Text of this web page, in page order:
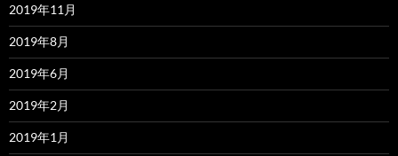
2019年11月
2019年8月
2019年6月
2019年2月
2019年1月